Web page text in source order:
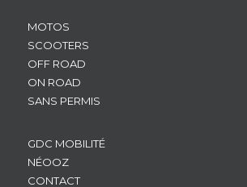
MOTOS
SCOOTERS
OFF ROAD
ON ROAD
SANS PERMIS
GDC MOBILITÉ
NÉOOZ
CONTACT